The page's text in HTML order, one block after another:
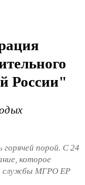
России"
порой. С 24
которое
службы МГРО ЕР